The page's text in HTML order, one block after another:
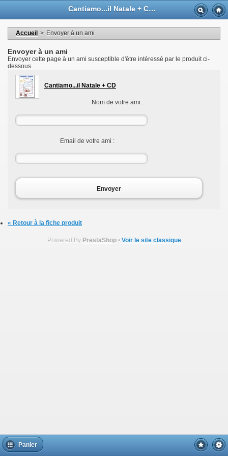
Cantiamo...il Natale + CD - Casa Musicale Eco
Accueil > Envoyer à un ami
Envoyer à un ami
Envoyer cette page à un ami susceptible d'être intéressé par le produit ci-
dessous.
Cantiamo...il Natale + CD
Nom de votre ami :
Email de votre ami :
Envoyer
« Retour à la fiche produit
Powered By PrestaShop• Voir le site classique
Panier
Mes informations personnelles
Mes commandes
Mes bons de réductions
Déconnexion